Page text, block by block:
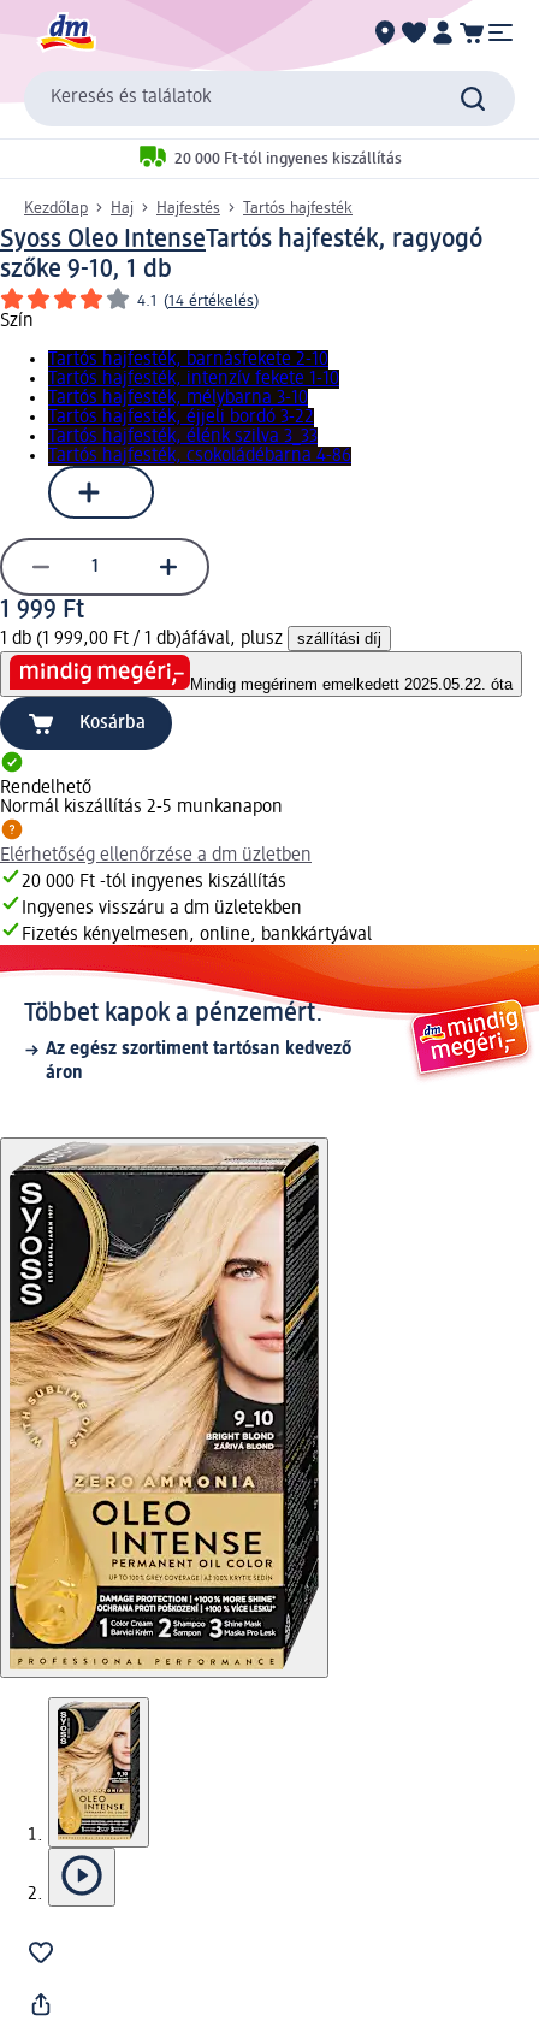
Keresés és találatok
20 000 Ft-tól ingyenes kiszállítás
Kezdőlap Haj Hajfestés Tartós hajfesték
Syoss Oleo IntenseTartós hajfesték, ragyogó
szőke 9-10, 1 db
4.1 (14 értékelés)
Szín
Tartós hajfesték, barnásfekete 2-10
Tartós hajfesték, intenzív fekete 1-10
Tartós hajfesték, mélybarna 3-10
Tartós hajfesték, éjjeli bordó 3-22
Tartós hajfesték, élénk szilva 3_33
Tartós hajfesték, csokoládébarna 4-86
1 999 Ft
1 db (1 999,00 Ft / 1 db)áfával, plusz szállítási díj
Mindig megérinem emelkedett 2025.05.22. óta
Kosárba
Rendelhető
Normál kiszállítás 2-5 munkanapon
Elérhetőség ellenőrzése a dm üzletben
20 000 Ft -tól ingyenes kiszállítás
Ingyenes visszáru a dm üzletekben
Fizetés kényelmesen, online, bankkártyával
Többet kapok a pénzemért.
Az egész szortiment tartósan kedvező
áron